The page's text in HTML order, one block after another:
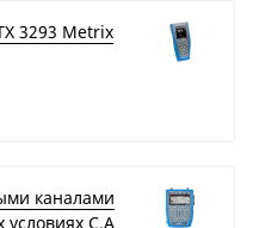
3293 Metrix
каналами
C.A